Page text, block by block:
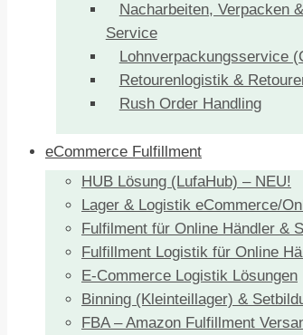
Nacharbeiten, Verpacken
Service
Lohnverpackungsservice
Retourenlogistik &
Rush Order Handling
eCommerce Fulfillment
HUB Lösung (LufaHub) – NEU!
Lager & Logistik eCommerce/
Fulfilment für Online Händler &
Fulfillment Logistik für Online
E-Commerce Logistik Lösungen
Binning (Kleinteillager) &
FBA – Amazon Fulfillment